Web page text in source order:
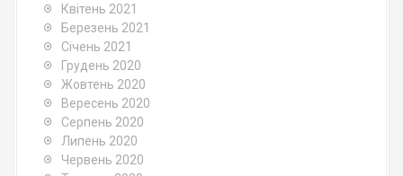
Квітень 2021
Березень 2021
Січень 2021
Грудень 2020
Жовтень 2020
Вересень 2020
Серпень 2020
Липень 2020
Червень 2020